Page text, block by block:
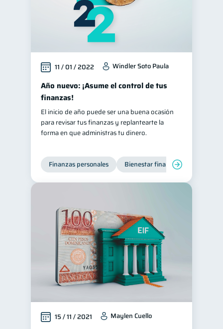
Educación financiera 31
Finanzas para jóvenes
Control de deudas
Finanzas familiares 25
Inclusión financiera 22
Finanzas para mujeres 20
Seguridad financiera
Salud financiera 12
Productos financieros 11
Préstamos 8 Ahorro 8
Historial crediticio 6
Ciberseguridad 5
Servicios 4
Derechos & Deberes
Vacaciones 2
11 / 01 / 2022 Windler Soto Paula
Año nuevo: ¡Asume el control de tus
finanzas!
El inicio de año puede ser una buena ocasión
para revisar tus finanzas y replantearte la
forma en que administras tu dinero.
Finanzas personales Bienestar financiero
15 / 11 / 2021 Maylen Cuello